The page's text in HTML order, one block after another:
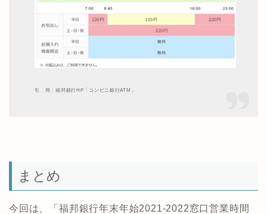
引 用：福邦銀行HP「コンビニ銀行ATM」
まとめ
今回は、「福邦銀行年末年始2021-2022窓口営業時間